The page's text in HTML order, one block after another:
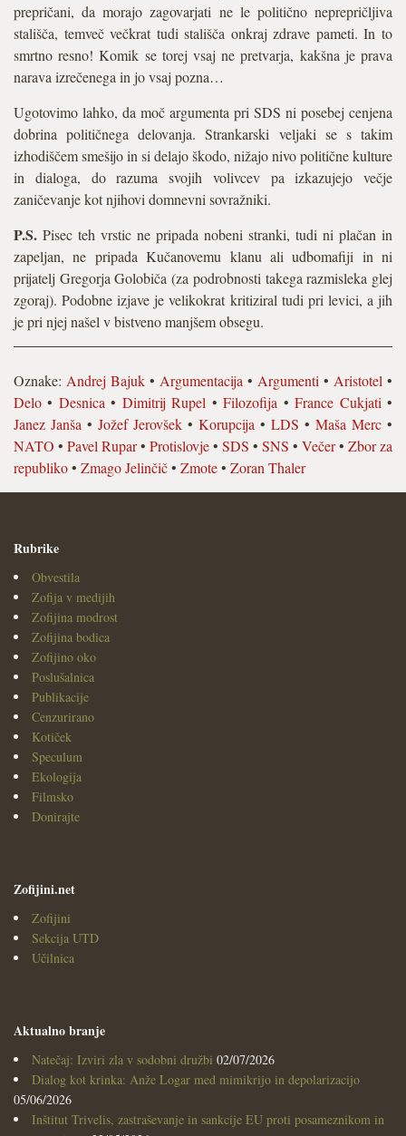
prepričani, da morajo zagovarjati ne le politično neprepričljiva
stališča, temveč večkrat tudi stališča onkraj zdrave pameti. In to
smrtno resno! Komik se torej vsaj ne pretvarja, kakšna je prava
narava izrečenega in jo vsaj pozna…
Ugotovimo lahko, da moč argumenta pri SDS ni posebej cenjena
dobrina političnega delovanja. Strankarski veljaki se s takim
izhodiščem smešijo in si delajo škodo, nižajo nivo politične kulture
in dialoga, do razuma svojih volivcev pa izkazujejo večje
zaničevanje kot njihovi domnevni sovražniki.
P.S. Pisec teh vrstic ne pripada nobeni stranki, tudi ni plačan in
zapeljan, ne pripada Kučanovemu klanu ali udbomafiji in ni
prijatelj Gregorja Golobiča (za podrobnosti takega razmisleka glej
zgoraj). Podobne izjave je velikokrat kritiziral tudi pri levici, a jih
je pri njej našel v bistveno manjšem obsegu.
Oznake: Andrej Bajuk • Argumentacija • Argumenti • Aristotel •
Delo • Desnica • Dimitrij Rupel •Filozofija •France Cukjati •
Janez Janša • Jožef Jerovšek • Korupcija • LDS • Maša Merc •
NATO • Pavel Rupar• Protislovje• SDS • SNS • Večer• Zbor za
republiko• Zmago Jelinčič• Zmote• Zoran Thaler
Rubrike
Obvestila
Zofija v medijih
Zofijina modrost
Zofijina bodica
Zofijino oko
Poslušalnica
Publikacije
Cenzurirano
Kotiček
Speculum
Ekologija
Filmsko
Donirajte
Zofijini.net
Zofijini
Sekcija UTD
Učilnica
Aktualno branje
Natečaj: Izviri zla v sodobni družbi 02/07/2026
Dialog kot krinka: Anže Logar med mimikrijo in depolarizacijo
05/06/2026
Inštitut Trivelis, zastraševanje in sankcije EU proti posameznikom in